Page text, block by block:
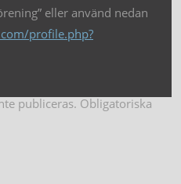
eller använd nedan
profile.php?
publiceras. Obligatoriska